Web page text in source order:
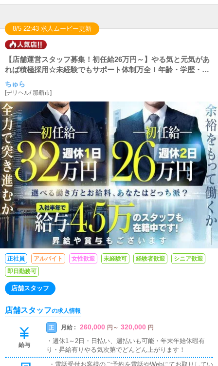
8/5 22:43 求人ムービー更新
【店舗運営スタッフ募集！初任給26万円～】やる気と元気があ
れば積極採用☆未経験でもサポート体制万全！年齢・学歴・職
歴・業界経験一切不問！
ちゅら
[デリヘル/那覇市]
正社員 アルバイト 女性歓迎 未経験可 経験者歓迎
シニア歓迎
即日勤務可
店舗スタッフ
店舗スタッフの求人情報
給与
正 月給 : 260,000 円 ～ 320,000 円
・週休1～2日・日払い、週払いも可能・年末年始休暇有
り・昇給有りやる気次第でどんどん上がります！
・電話受付お客様のご予約を電話やWebにてお取りしてい